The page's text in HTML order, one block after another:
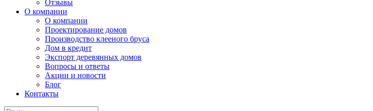
Отзывы
О компании
О компании
Проектирование домов
Производство клееного бруса
Дом в кредит
Экспорт деревянных домов
Вопросы и ответы
Акции и новости
Блог
Контакты